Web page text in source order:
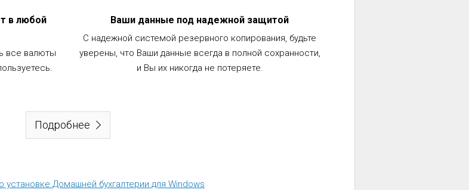
в любой
все валюты
Ваши данные под надежной защитой
С надежной системой резервного копирования, будьте
уверены, что Ваши данные всегда в полной сохранности,
и Вы их никогда не потеряете.
Подробнее
установке Домашней бухгалтерии для Windows